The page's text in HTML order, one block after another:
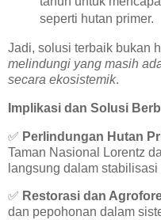
seperti hutan primer.
Jadi, solusi terbaik bukan
melindungi yang masih
secara ekosistemik.
Implikasi dan Solusi
✅ Perlindungan Hutan
Taman Nasional Lorentz
langsung dalam
✅ Restorasi dan
dan pepohonan dalam